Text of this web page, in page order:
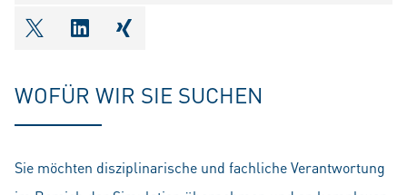
shareOntwitter
shareOnlinkedIn
shareOnxing
WOFÜR WIR SIE SUCHEN
Sie möchten disziplinarische und fachliche Verantwortung